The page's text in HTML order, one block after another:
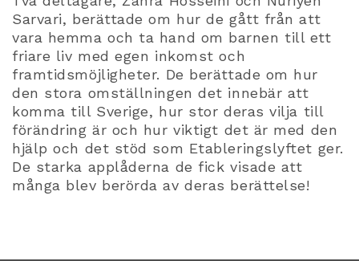
Sarvari, berättade om hur de gått från att
vara hemma och ta hand om barnen till ett
friare liv med egen inkomst och
framtidsmöjligheter. De berättade om hur
den stora omställningen det innebär att
komma till Sverige, hur stor deras vilja till
förändring är och hur viktigt det är med den
hjälp och det stöd som Etableringslyftet ger.
De starka applåderna de fick visade att
många blev berörda av deras berättelse!